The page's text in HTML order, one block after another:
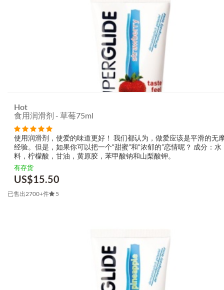
Hot
食用润滑剂 - 草莓75ml
使用润滑剂，使爱的味道更好！ 我们都认为，做爱应该是平滑的无
经验。但是，如果你可以把一个“甜蜜”和“浓郁的”恋情呢？ 成分：水
料，柠檬酸，甘油，黄原胶，苯甲酸钠和山梨酸钾。
有存货
US$15.50
已售出2700+件 5